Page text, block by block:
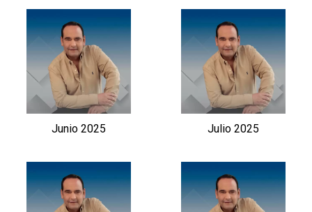
Junio 2025 Julio 2025